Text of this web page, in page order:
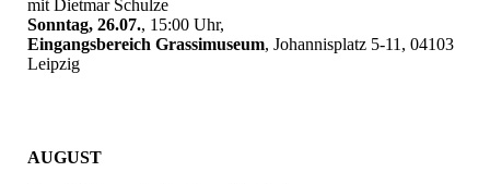
mit Dietmar Schulze
Sonntag, 26.07., 15:00 Uhr,
Eingangsbereich Grassimuseum, Johannisplatz 5-11, 04103
Leipzig
AUGUST